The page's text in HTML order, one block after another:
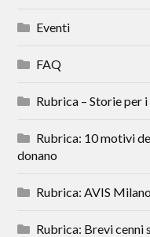
Eventi
FAQ
Rubrica – Storie per
Rubrica: 10 motivi
donano
Rubrica: AVIS
Rubrica: Brevi cenni